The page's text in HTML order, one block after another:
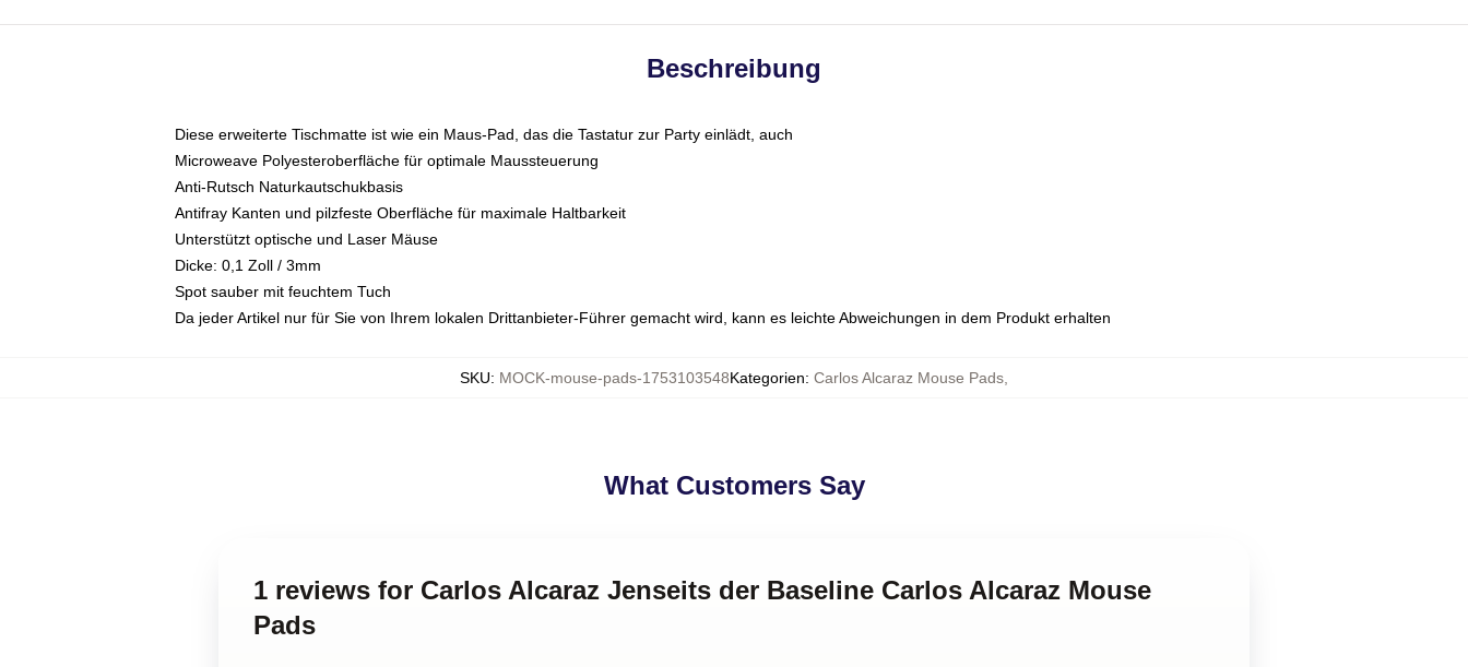
Beschreibung
Diese erweiterte Tischmatte ist wie ein Maus-Pad, das die Tastatur zur Party einlädt, auch
Microweave Polyesteroberfläche für optimale Maussteuerung
Anti-Rutsch Naturkautschukbasis
Antifray Kanten und pilzfeste Oberfläche für maximale Haltbarkeit
Unterstützt optische und Laser Mäuse
Dicke: 0,1 Zoll / 3mm
Spot sauber mit feuchtem Tuch
Da jeder Artikel nur für Sie von Ihrem lokalen Drittanbieter-Führer gemacht wird, kann es leichte Abweichungen in dem Produkt erhalten
SKU: MOCK-mouse-pads-1753103548Kategorien: Carlos Alcaraz Mouse Pads
What Customers Say
1 reviews for Carlos Alcaraz Jenseits der Baseline Carlos Alcaraz Mouse
Pads